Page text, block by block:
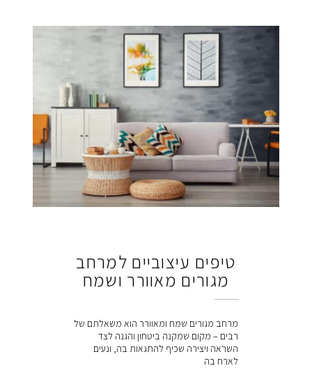
טיפים עיצוביים למרחב
מגורים מאוורר ושמח
מרחב מגורים שמח ומאוורר הוא משאלתם של
רבים – מקום שמקנה ביטחון והגנה לצד
השראה ויצירה שכיף להתגאות בה, ונעים
לארח בה